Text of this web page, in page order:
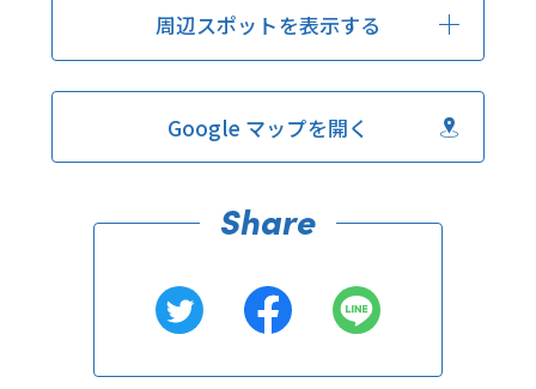
周辺スポットを表示する
Google マップを開く